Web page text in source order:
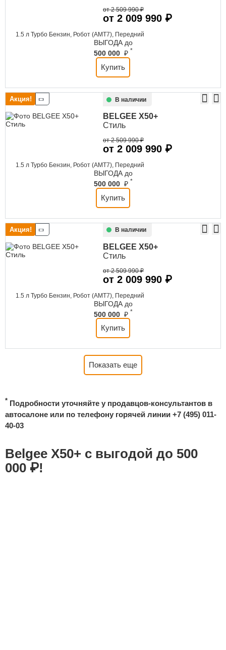
от 2 509 990 ₽
от 2 009 990 ₽
1.5 л Турбо Бензин, Робот (AMT7), Передний
ВЫГОДА до
500 000₽ *
Купить
Акция! В наличии
BELGEE X50+
Стиль
от 2 509 990 ₽
от 2 009 990 ₽
1.5 л Турбо Бензин, Робот (AMT7), Передний
ВЫГОДА до
500 000₽ *
Купить
Акция! В наличии
BELGEE X50+
Стиль
от 2 509 990 ₽
от 2 009 990 ₽
1.5 л Турбо Бензин, Робот (AMT7), Передний
ВЫГОДА до
500 000₽ *
Купить
Показать еще
* Подробности уточняйте у продавцов-консультантов в
автосалоне или по телефону горячей линии +7 (495) 011-
40-03
Belgee Х50+ с выгодой до 500
000 ₽!